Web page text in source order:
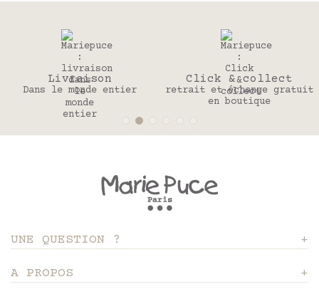
Livraison
Dans le monde entier
Click & collect
retrait et échange gratuit
en boutique
UNE QUESTION ?
A PROPOS